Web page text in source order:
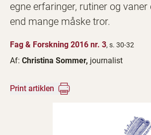
egne erfaringer, rutiner og vaner
end mange måske tror.
Fag & Forskning 2016 nr. 3, s. 30-32
Af: Christina Sommer, journalist
Print artiklen